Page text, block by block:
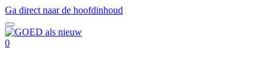
Ga direct naar de hoofdinhoud
0